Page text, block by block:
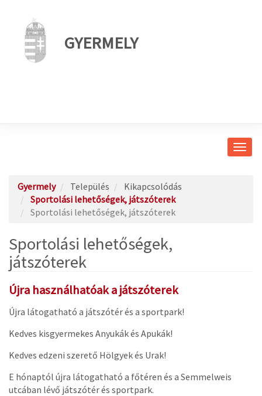
GYERMELY
Gyermely Település
Kikapcsolódás
Sportolási lehetőségek, játszóterek
Sportolási lehetőségek, játszóterek
Sportolási lehetőségek,
játszóterek
Újra használhatóak a játszóterek
Újra látogatható a játszótér és a sportpark!
Kedves kisgyermekes Anyukák és Apukák!
Kedves edzeni szerető Hölgyek és Urak!
E hónaptól újra látogatható a főtéren és a Semmelweis
utcában lévő játszótér és sportpark.